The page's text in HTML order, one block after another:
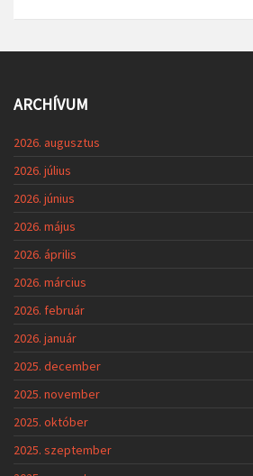
ARCHÍVUM
2026. augusztus
2026. július
2026. június
2026. május
2026. április
2026. március
2026. február
2026. január
2025. december
2025. november
2025. október
2025. szeptember